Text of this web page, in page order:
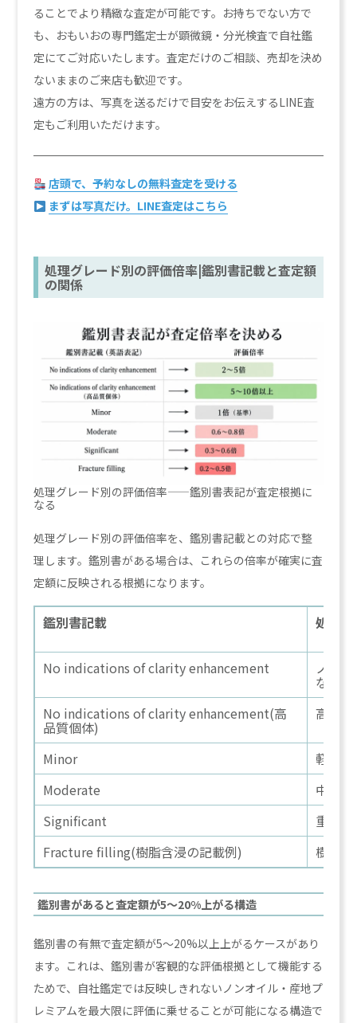
ることでより精緻な査定が可能です。お持ちでない方で
も、おもいおの専門鑑定士が顕微鏡・分光検査で自社鑑
定にてご対応いたします。査定だけのご相談、売却を決め
ないままのご来店も歓迎です。
遠方の方は、写真を送るだけで目安をお伝えするLINE査
定もご利用いただけます。
店頭で、予約なしの無料査定を受ける
まずは写真だけ。LINE査定はこちら
処理グレード別の評価倍率|鑑別書記載と査定額
の関係
処理グレード別の評価倍率——鑑別書表記が査定根拠に
なる
処理グレード別の評価倍率を、鑑別書記載との対応で整
理します。鑑別書がある場合は、これらの倍率が確実に査
定額に反映される根拠になります。
鑑別書記載 処理
No indications of clarity enhancement ノン
なし)
No indications of clarity enhancement(高
品質個体)
高品
Minor
軽度
Moderate
中度
Significant
重度
Fracture filling(樹脂含浸の記載例)
樹脂
鑑別書があると査定額が5〜20%上がる構造
鑑別書の有無で査定額が5〜20%以上上がるケースがあり
ます。これは、鑑別書が客観的な評価根拠として機能する
ためで、自社鑑定では反映しきれないノンオイル・産地プ
レミアムを最大限に評価に乗せることが可能になる構造で